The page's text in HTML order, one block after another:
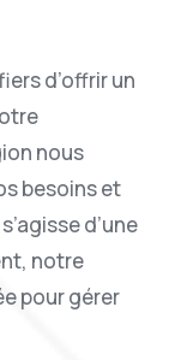
d’offrir un
nous
besoins et
d’une
notre
pour gérer